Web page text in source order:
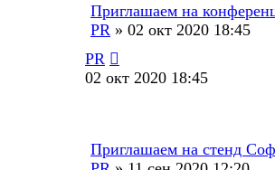
Приглашаем на
PR » 02 окт 2020 18:45
PR
02 окт 2020 18:45
Приглашаем на стенд